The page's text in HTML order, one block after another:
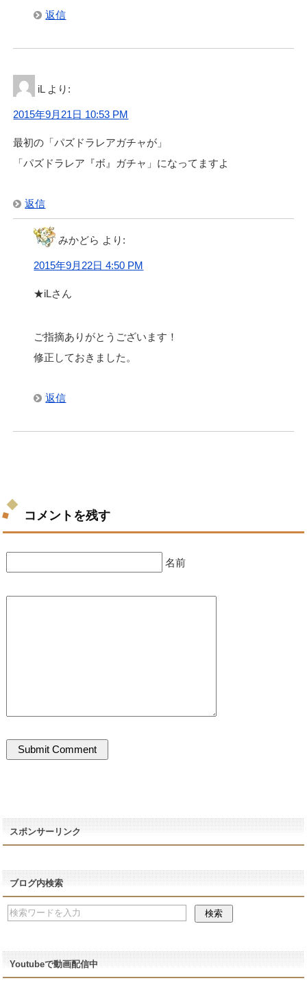
返信
iL より:
2015年9月21日 10:53 PM
最初の「パズドラレアガチャが」
「パズドラレア『ボ』ガチャ」になってますよ
返信
みかどら より:
2015年9月22日 4:50 PM
★iLさん
ご指摘ありがとうございます！
修正しておきました。
返信
コメントを残す
名前
スポンサーリンク
ブログ内検索
Youtubeで動画配信中